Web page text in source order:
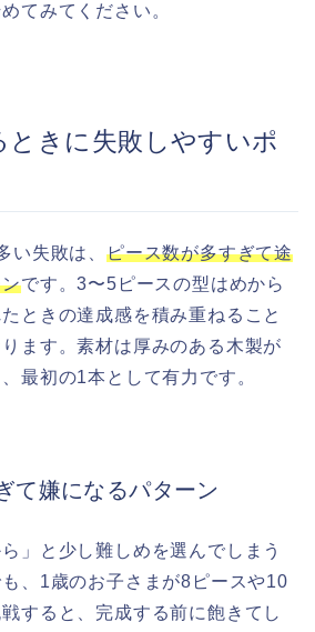
てみてください。
ときに失敗しやすいポ
い失敗は、 ピース数が多すぎて途
です。3〜5ピースの型はめから
ときの達成感を積み重ねること
ます。素材は厚みのある木製が
最初の1本として有力です。
て嫌になるパターン
」と少し難しめを選んでしまう
、1歳のお子さまが8ピースや10
すると、完成する前に飽きてし